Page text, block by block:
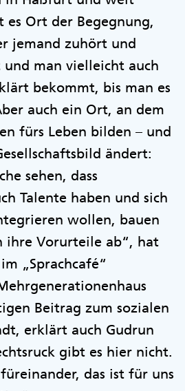
es Ort der Begegnung,
jemand zuhört und
man vielleicht auch
bekommt, bis man es
auch ein Ort, an dem
fürs Leben bilden – und
ändert:
sehen, dass
Talente haben und sich
wollen, bauen
ihre Vorurteile ab“, hat
„Sprachcafé“
Beitrag zum sozialen
erklärt auch Gudrun
gibt es hier nicht.
das ist für uns